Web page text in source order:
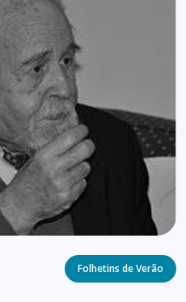
Categories
Folhetins de Verão